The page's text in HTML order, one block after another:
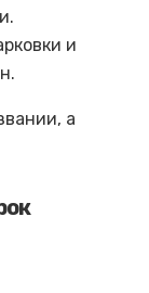
и
а